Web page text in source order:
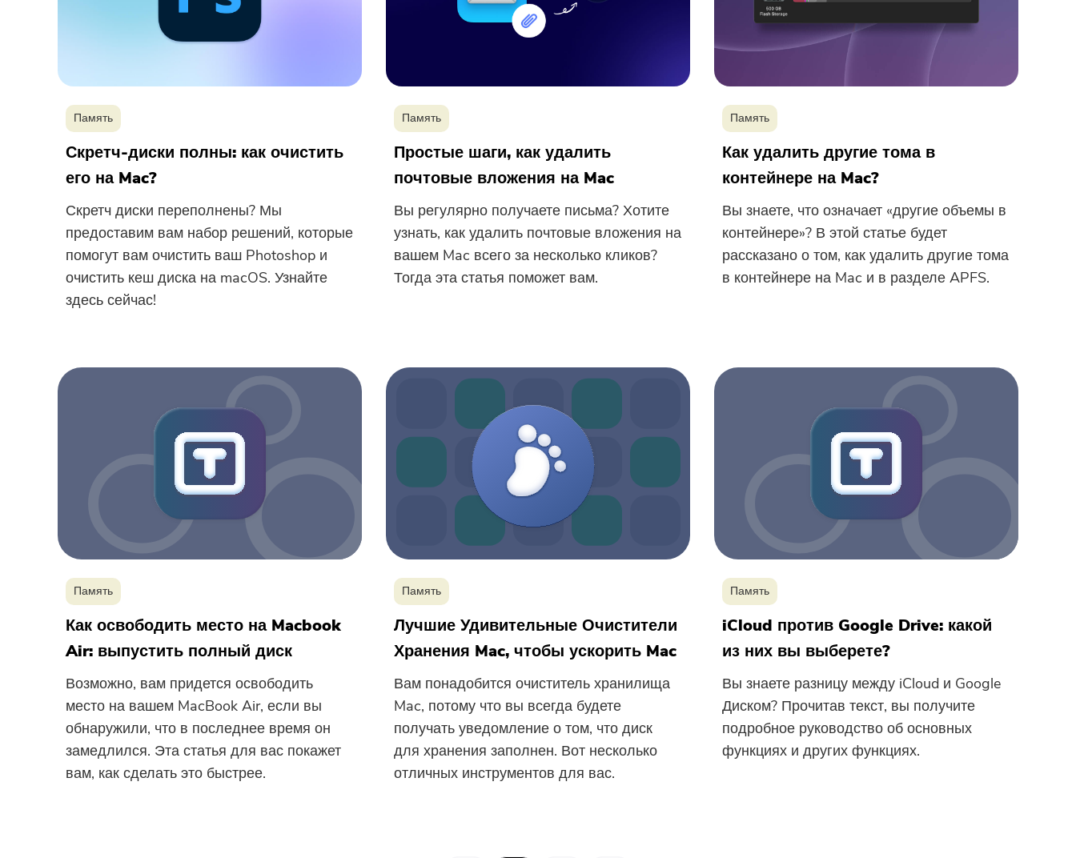
Память
Скретч-диски полны: как очистить
его на Mac?
Скретч диски переполнены? Мы
предоставим вам набор решений, которые
помогут вам очистить ваш Photoshop и
очистить кеш диска на macOS. Узнайте
здесь сейчас!
Память
Простые шаги, как удалить
почтовые вложения на Mac
Вы регулярно получаете письма? Хотите
узнать, как удалить почтовые вложения на
вашем Mac всего за несколько кликов?
Тогда эта статья поможет вам.
Память
Как удалить другие тома в
контейнере на Mac?
Вы знаете, что означает «другие объемы в
контейнере»? В этой статье будет
рассказано о том, как удалить другие тома
в контейнере на Mac и в разделе APFS.
Память
Как освободить место на Macbook
Air: выпустить полный диск
Возможно, вам придется освободить
место на вашем MacBook Air, если вы
обнаружили, что в последнее время он
замедлился. Эта статья для вас покажет
вам, как сделать это быстрее.
Память
Лучшие Удивительные Очистители
Хранения Mac, чтобы ускорить Mac
Вам понадобится очиститель хранилища
Mac, потому что вы всегда будете
получать уведомление о том, что диск
для хранения заполнен. Вот несколько
отличных инструментов для вас.
Память
iCloud против Google Drive: какой
из них вы выберете?
Вы знаете разницу между iCloud и Google
Диском? Прочитав текст, вы получите
подробное руководство об основных
функциях и других функциях.
Вы почти закончили.
Подпишитесь на наши лучшие
Пожалуйста, введите адрес
Отправить
Спасибо за вашу подписку!